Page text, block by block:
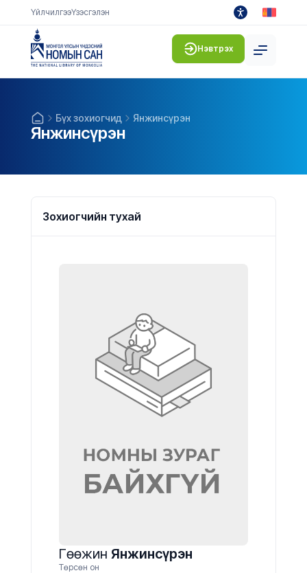
ҮйлчилгээҮзэсгэлэн
Нэвтрэх
Бүх зохиогчид Янжинсүрэн
Янжинсүрэн
Зохиогчийн тухай
Гөөжин Янжинсүрэн
Төрсөн он